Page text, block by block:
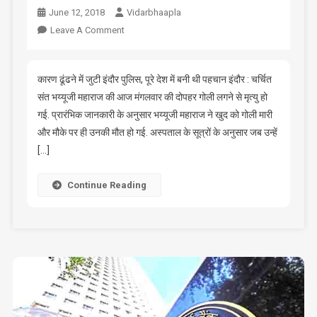
June 12, 2018
Vidarbhaapla
Leave A CommentOn
ने
कर
ली
आत्महत्या,
कारण
कारण ढूंढने में जुटी इंदौर पुलिस, पूरे देश में बनी थी पहचान इंदौर : चर्चित
संत भय्यूजी महाराज की आज मंगलवार की दोपहर गोली लगने से मृत्यु हो
गई. प्रारंभिक जानकारी के अनुसार भय्यूजी महाराज ने खुद को गोली मारी
और मौके पर ही उनकी मौत हो गई. अस्पताल के सूत्रों के अनुसार जब उन्हें
[…]
Continue Reading